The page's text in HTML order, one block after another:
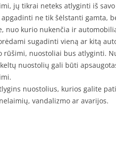
jų tikrai neteks atlyginti iš savo
ne tik šėlstanti gamta,
nuo kurio nukenčia ir
sugadinti vieną ar kitą
rūšimi, nuostoliai bus atlyginti.
nuostolių gali būti
nuostolius, kurios galite
vandalizmo ar avarijos.